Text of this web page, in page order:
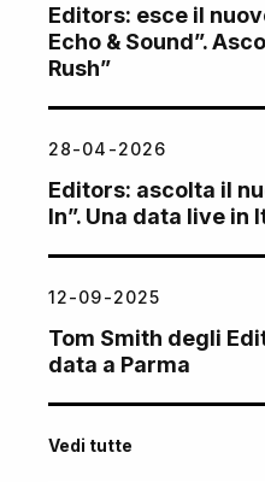
Editors: esce il
Echo & Sound”.
Rush”
28-04-2026
Editors: ascolta il
In”. Una data live in
12-09-2025
Tom Smith degli
data a Parma
Vedi tutte